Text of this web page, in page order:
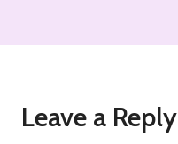
Leave a Reply